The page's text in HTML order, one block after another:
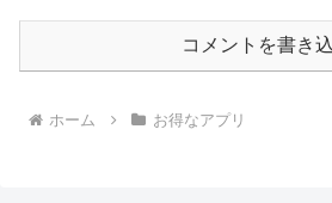
コメントを書き
ホーム お得なアプリ